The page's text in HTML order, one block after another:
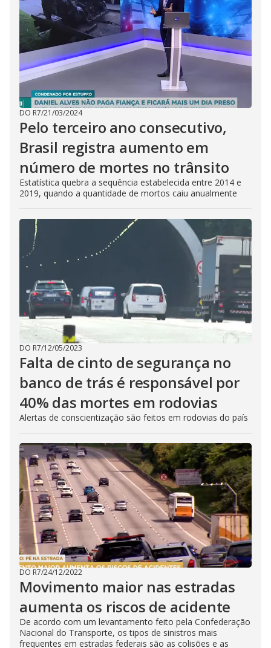
DO R7/21/03/2024
Pelo terceiro ano consecutivo,
Brasil registra aumento em
número de mortes no trânsito
Estatística quebra a sequência estabelecida entre 2014 e
2019, quando a quantidade de mortos caiu anualmente
DO R7/12/05/2023
Falta de cinto de segurança no
banco de trás é responsável por
40% das mortes em rodovias
Alertas de conscientização são feitos em rodovias do país
DO R7/24/12/2022
Movimento maior nas estradas
aumenta os riscos de acidente
De acordo com um levantamento feito pela Confederação
Nacional do Transporte, os tipos de sinistros mais
frequentes em estradas federais são as colisões e as